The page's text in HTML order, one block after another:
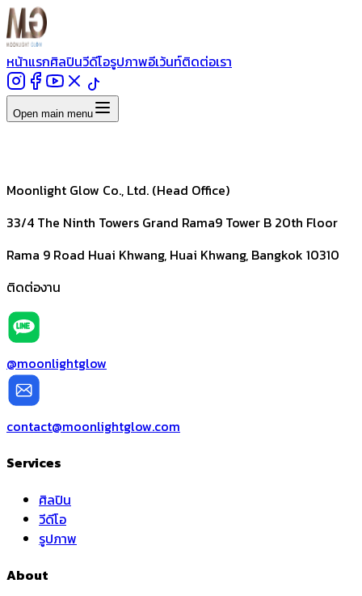
หน้าแรกศิลปินวีดีโอรูปภาพอีเว้นท์ติดต่อเรา
Open main menu
Moonlight Glow Co., Ltd. (Head Office)
33/4 The Ninth Towers Grand Rama9 Tower B 20th Floor
Rama 9 Road Huai Khwang, Huai Khwang, Bangkok 10310
ติดต่องาน
@moonlightglow
contact@moonlightglow.com
Services
ศิลปิน
วีดีโอ
รูปภาพ
About